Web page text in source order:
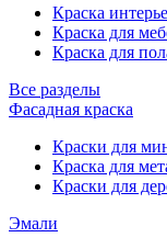
Краска
Краска для
Краска для
Все разделы
Фасадная краска
Краски для
Краска для
Краски для
Эмали